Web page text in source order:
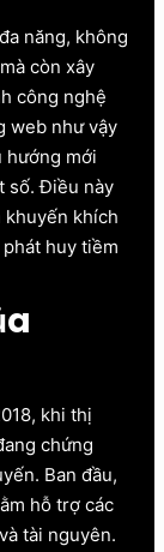
năng, không
còn xây
công nghệ
web như vậy
hướng mới
số. Điều này
khuyến khích
huy tiềm
khi thị
chứng
Ban đầu,
hỗ trợ các
tài nguyên.